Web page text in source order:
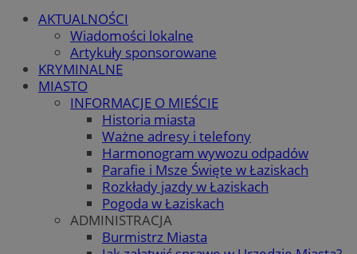
AKTUALNOŚCI
Wiadomości lokalne
Artykuły sponsorowane
KRYMINALNE
MIASTO
INFORMACJE O MIEŚCIE
Historia miasta
Ważne adresy i telefony
Harmonogram wywozu odpadów
Parafie i Msze Święte w Łaziskach
Rozkłady jazdy w Łaziskach
Pogoda w Łaziskach
ADMINISTRACJA
Burmistrz Miasta